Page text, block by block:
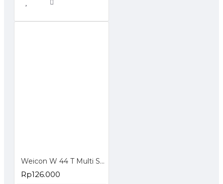
Weicon W 44 T Multi Spray 400 ml Pelumas Anti Karat 400ml
Rp126.000